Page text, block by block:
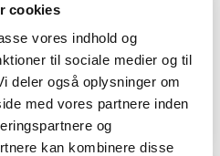
cookies
vores indhold og
til sociale medier og til
deler også oplysninger om
med vores partnere inden
og
kan kombinere disse
men løsner
møde. Øvelserne tager